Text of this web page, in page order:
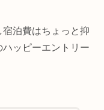
泊費はちょっと抑
ッピーエントリー